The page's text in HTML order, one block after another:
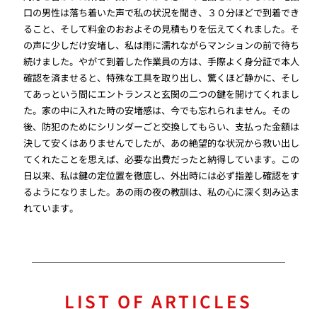
口の男性は落ち着いた声で私の状況を聞き、３０分ほどで到着でき
ること、そして料金のおおよその見積もりを伝えてくれました。そ
の声に少しだけ安堵し、私は雨に濡れながらマンションの前で待ち
続けました。やがて到着した作業員の方は、手際よく身分証で本人
確認を済ませると、特殊な工具を取り出し、驚くほど静かに、そし
てあっという間にエントランスと玄関の二つの鍵を開けてくれまし
た。家の中に入れた時の安堵感は、今でも忘れられません。その
後、防犯のためにシリンダーごと交換してもらい、支払った金額は
決して安くはありませんでしたが、あの絶望的な状況から救い出し
てくれたことを思えば、必要な出費だったと納得しています。この
日以来、私は鍵の定位置を徹底し、外出時には必ず指差し確認をす
るようになりました。あの雨の夜の教訓は、私の心に深く刻み込ま
れています。
LIST OF ARTICLES